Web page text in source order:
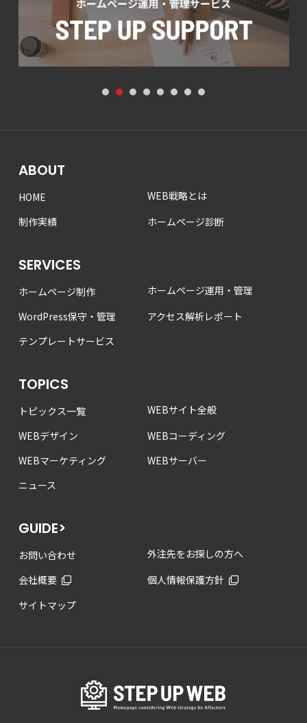
1 2 3 4 5 6 7 8
ABOUT
HOME
WEB戦略とは
制作実績
ホームページ診断
SERVICES
ホームページ制作
ホームページ運用・管理
WordPress保守・管理
アクセス解析レポート
テンプレートサービス
TOPICS
トピックス一覧
WEBサイト全般
WEBデザイン
WEBコーディング
WEBマーケティング
WEBサーバー
ニュース
GUIDE>
お問い合わせ
外注先をお探しの方へ
会社概要
個人情報保護方針
サイトマップ